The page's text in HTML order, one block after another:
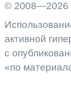
© 2008—2026
активной
с
«по